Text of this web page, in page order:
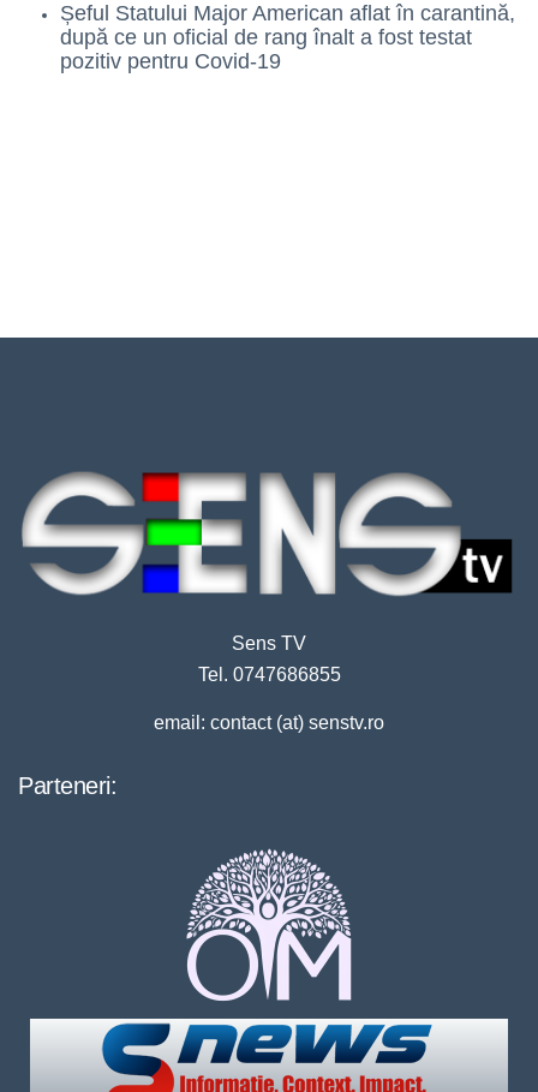
Șeful Statului Major American aflat în carantină,
după ce un oficial de rang înalt a fost testat
pozitiv pentru Covid-19
Sens TV
Tel. 0747686855
email: contact (at) senstv.ro
Parteneri: